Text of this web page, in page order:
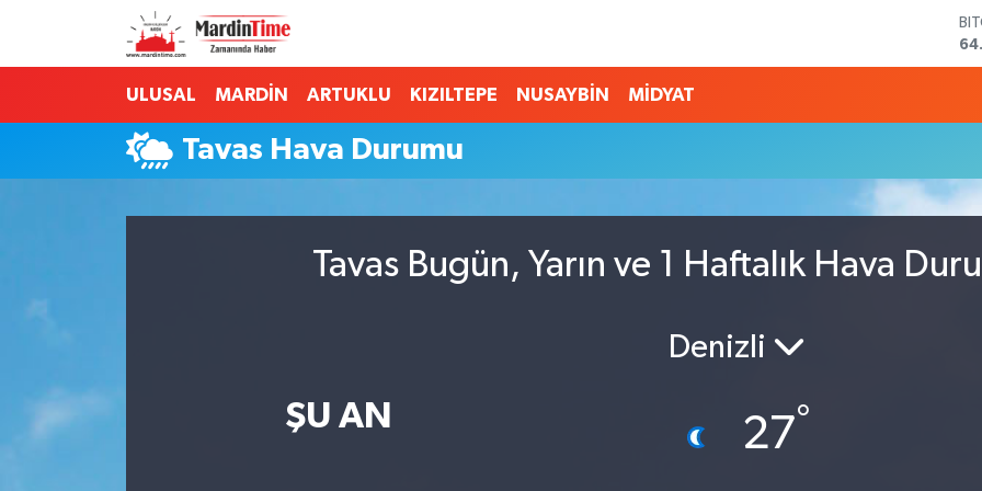
ULUSAL MARDİN ARTUKLU KIZILTEPE NUSAYBİN MİDYAT
Tavas Hava Durumu
Tavas Bugün, Yarın ve 1 Haftalık Hava
ŞU AN
Denizli
27°
Mardin Nöbetçi Eczaneler
Mardin Hava Durumu
Mardin Trafik Yoğunluk Haritası